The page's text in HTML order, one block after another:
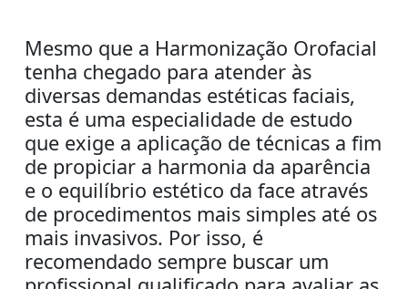
Mesmo que a Harmonização Orofacial
tenha chegado para atender às
diversas demandas estéticas faciais,
esta é uma especialidade de estudo
que exige a aplicação de técnicas a fim
de propiciar a harmonia da aparência
e o equilíbrio estético da face através
de procedimentos mais simples até os
mais invasivos. Por isso, é
recomendado sempre buscar um